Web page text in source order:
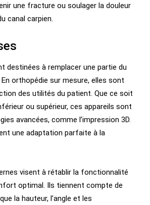
une fracture ou soulager la douleur
canal carpien.
destinées à remplacer une partie du
orthopédie sur mesure, elles sont
des utilités du patient. Que ce soit
ou supérieur, ces appareils sont
avancées, comme l’impression 3D.
une adaptation parfaite à la
visent à rétablir la fonctionnalité
optimal. Ils tiennent compte de
la hauteur, l’angle et les